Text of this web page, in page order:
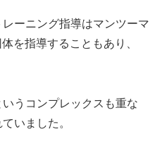
ーニング指導はマンツーマ
を指導することもあり、
うコンプレックスも重な
いました。